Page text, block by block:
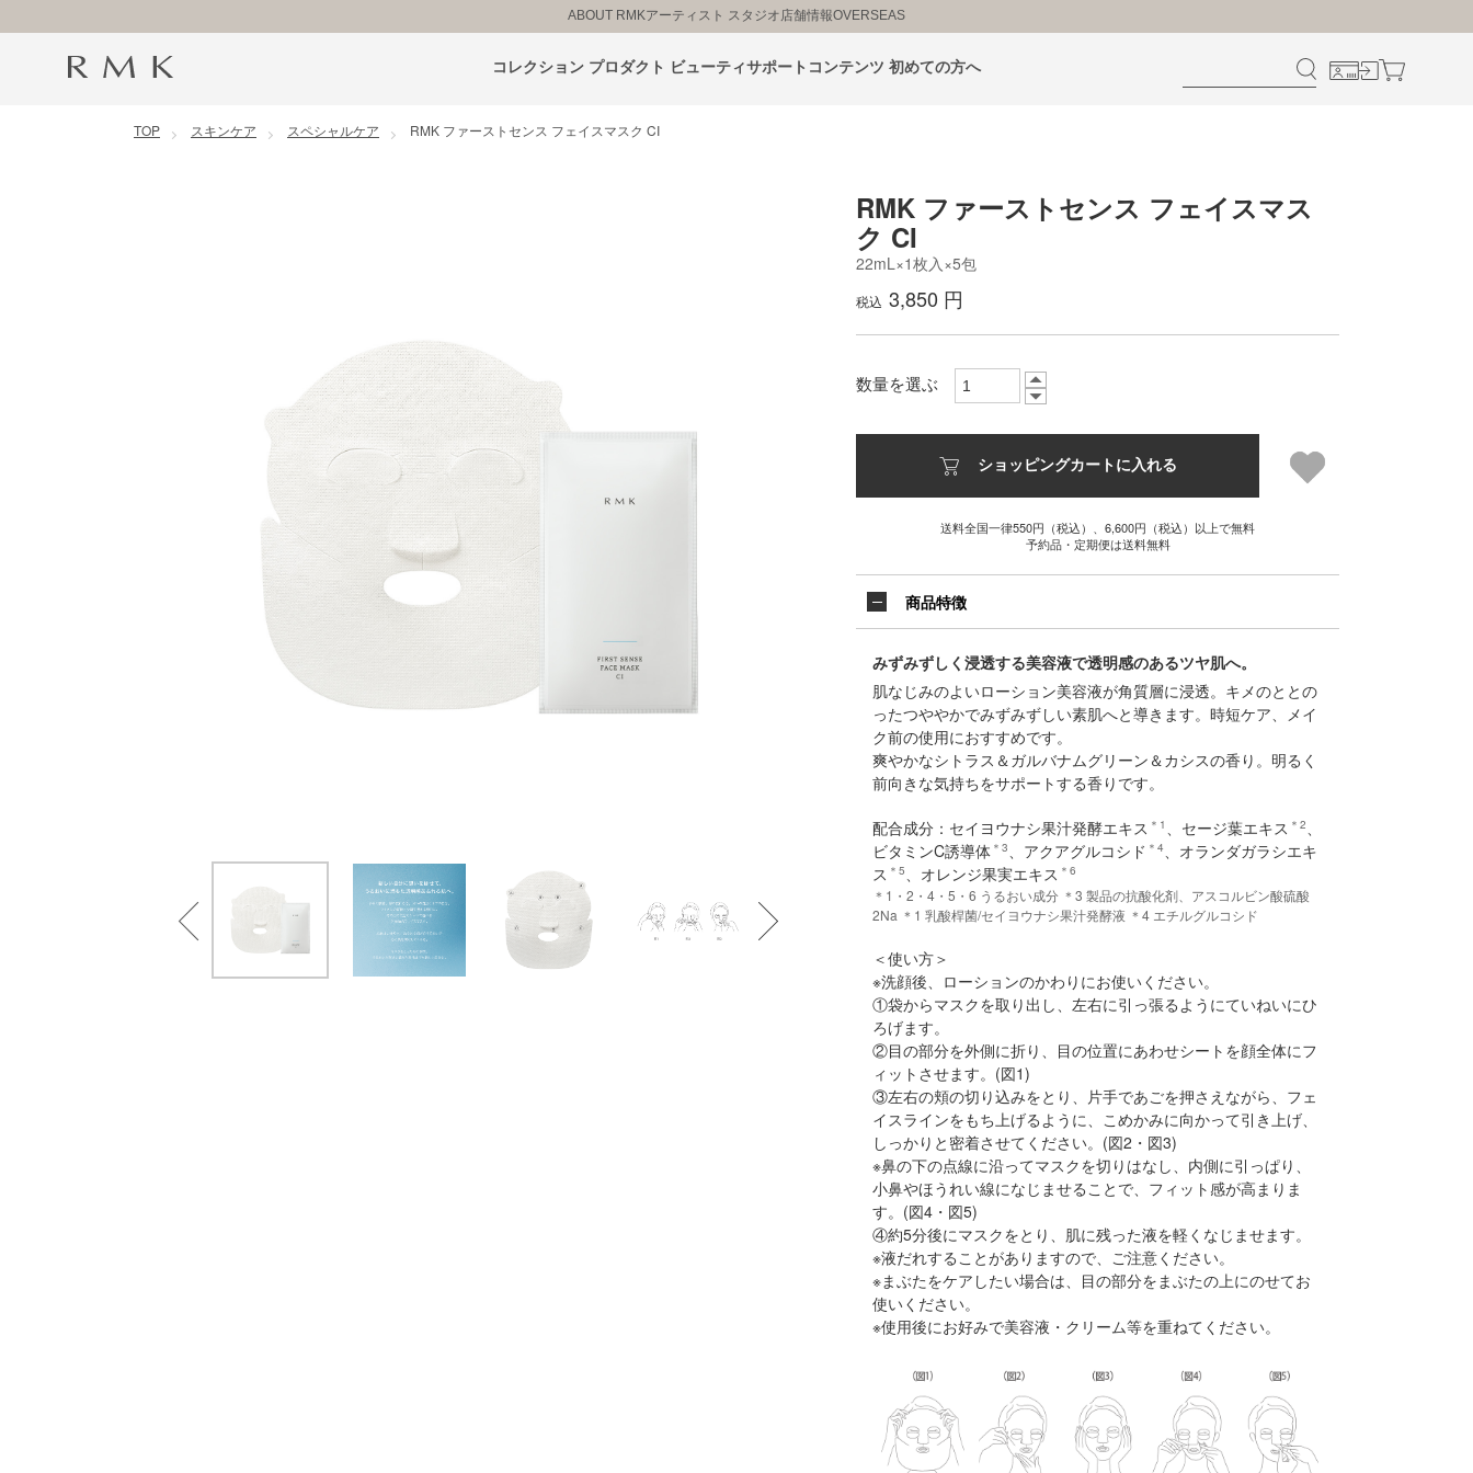
コンテンツに移動
ABOUT RMKアーティスト スタジオ店舗情報OVERSEAS
コレクション プロダクト ビューティサポートコンテンツ 初めての方へ
TOP スキンケア スペシャルケア RMK ファーストセンス フェイスマスク CI
RMK ファーストセンス フェイスマス
ク CI
22mL×1枚入×5包
税込3,850 円
数量を選ぶ
ショッピングカートに入れる
送料全国一律550円（税込）、6,600円（税込）以上で無料
予約品・定期便は送料無料
商品特徴
みずみずしく浸透する美容液で透明感のあるツヤ肌へ。
肌なじみのよいローション美容液が角質層に浸透。キメのととの
ったつややかでみずみずしい素肌へと導きます。時短ケア、メイ
ク前の使用におすすめです。
爽やかなシトラス＆ガルバナムグリーン＆カシスの香り。明るく
前向きな気持ちをサポートする香りです。
配合成分：セイヨウナシ果汁発酵エキス ＊1 、セージ葉エキス ＊2、
ビタミンC誘導体 ＊3、アクアグルコシド ＊4、オランダガラシエキ
ス ＊5、オレンジ果実エキス ＊6
＊1・2・4・5・6 うるおい成分 ＊3 製品の抗酸化剤、アスコルビン酸硫酸
2Na ＊1 乳酸桿菌/セイヨウナシ果汁発酵液 ＊4 エチルグルコシド
＜使い方＞
※洗顔後、ローションのかわりにお使いください。
①袋からマスクを取り出し、左右に引っ張るようにていねいにひ
ろげます。
②目の部分を外側に折り、目の位置にあわせシートを顔全体にフ
ィットさせます。(図1)
③左右の頬の切り込みをとり、片手であごを押さえながら、フェ
イスラインをもち上げるように、こめかみに向かって引き上げ、
しっかりと密着させてください。(図2・図3)
※鼻の下の点線に沿ってマスクを切りはなし、内側に引っぱり、
小鼻やほうれい線になじませることで、フィット感が高まりま
す。(図4・図5)
④約5分後にマスクをとり、肌に残った液を軽くなじませます。
※液だれすることがありますので、ご注意ください。
※まぶたをケアしたい場合は、目の部分をまぶたの上にのせてお
使いください。
※使用後にお好みで美容液・クリーム等を重ねてください。